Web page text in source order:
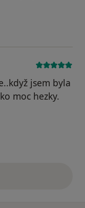
jsem byla
moc hezky.
názory